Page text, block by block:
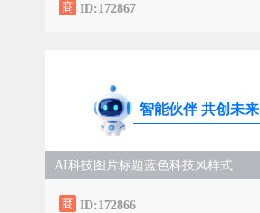
ID:172867
智能伙伴 共创未来
AI科技图片标题蓝色科技风样式
ID:172866